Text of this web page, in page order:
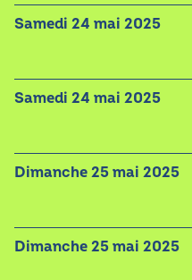
samedi 24 mai 2025
samedi 24 mai 2025
dimanche 25 mai 2025
dimanche 25 mai 2025